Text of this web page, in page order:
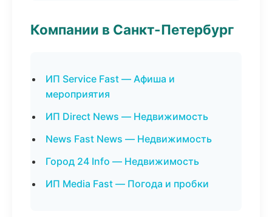
Компании в Санкт-Петербург
ИП Service Fast — Афиша и
мероприятия
ИП Direct News — Недвижимость
News Fast News — Недвижимость
Город 24 Info — Недвижимость
ИП Media Fast — Погода и пробки